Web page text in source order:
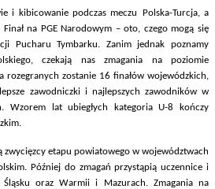
i kibicowanie podczas meczu
Polska-Turcja, a
na PGE Narodowym – oto, czego mogą się
Pucharu Tymbarku. Zanim jednak poznamy
czekają nas zmagania na poziomie
zostanie 16 finałów wojewódzkich,
zawodniczki i najlepszych zawodników w
Wzorem lat ubiegłych kategoria U-8 kończy
zwycięzcy etapu powiatowego w województwach
Później do zmagań przystąpią uczennice i
oraz Warmii i Mazurach. Zmagania na